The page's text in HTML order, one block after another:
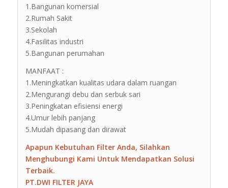
1.Bangunan komersial
2.Rumah Sakit
3.Sekolah
4.Fasilitas industri
5.Bangunan perumahan
MANFAAT :
1.Meningkatkan kualitas udara dalam ruangan
2.Mengurangi debu dan serbuk sari
3.Peningkatan efisiensi energi
4.Umur lebih panjang
5.Mudah dipasang dan dirawat
Apapun Kebutuhan Filter Anda, Silahkan
Menghubungi Kami Untuk Mendapatkan Solusi
Terbaik.
PT.DWI FILTER JAYA